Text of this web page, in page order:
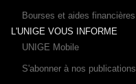
Bourses et aides financières
L'UNIGE VOUS INFORME
UNIGE Mobile
S'abonner à nos publications